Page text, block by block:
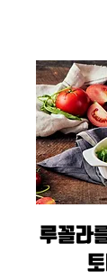
루꼴라